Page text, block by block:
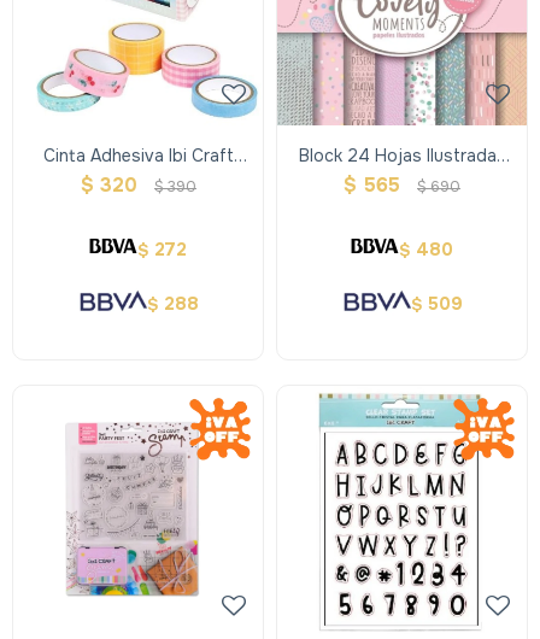
Cinta Adhesiva Ibi Craft
Pack X5 Summer Dreams
$ 320 $390
$ 272
$ 288
Block 24 Hojas Ilustradas
Doble Faz 16 Diseños-
$ 565 $690
$ 480
$ 509